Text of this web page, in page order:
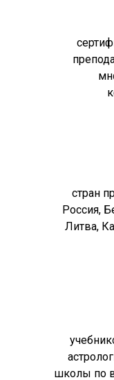
стран
Россия,
Литва,
школы по